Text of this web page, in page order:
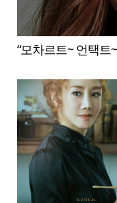
“모차르트~ 언택트